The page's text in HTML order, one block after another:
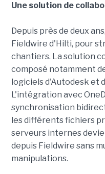
Une solution de
Depuis près de deux
Fieldwire d'Hilti, pour
chantiers. La solution
composé notamment
logiciels d'Autodesk et
L'intégration avec
synchronisation
les différents fichiers
serveurs internes
depuis Fieldwire sans
manipulations.